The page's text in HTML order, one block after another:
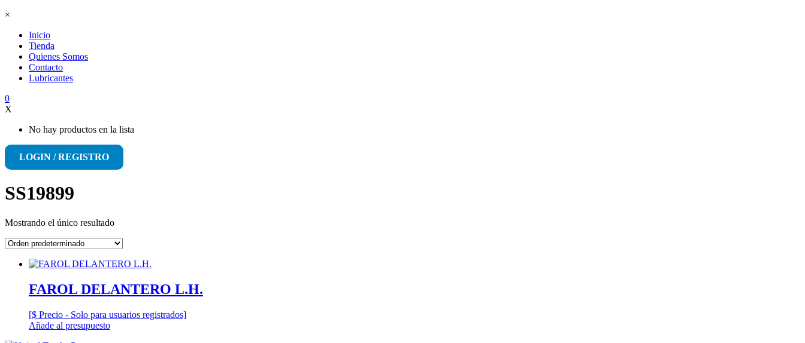
×
Inicio
Tienda
Quienes Somos
Contacto
Lubricantes
0
X
No hay productos en la lista
LOGIN / REGISTRO
SS19899
Mostrando el único resultado
FAROL DELANTERO L.H.
[$ Precio - Solo para usuarios registrados]
Añade al presupuesto